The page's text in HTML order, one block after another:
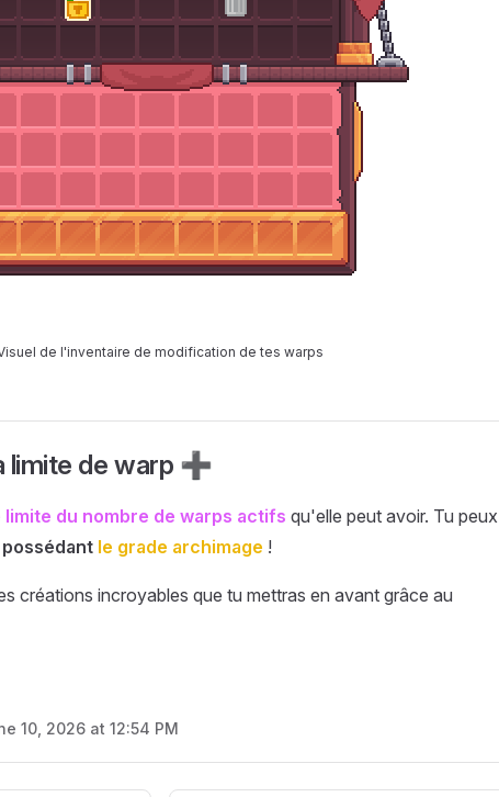
de l'inventaire de modification de tes warps
limite de warp ➕
limite du nombre de warps actifs qu'elle peut avoir. Tu peux
le grade archimage !
créations incroyables que tu mettras en avant grâce au
10, 2026 at 12:54 PM